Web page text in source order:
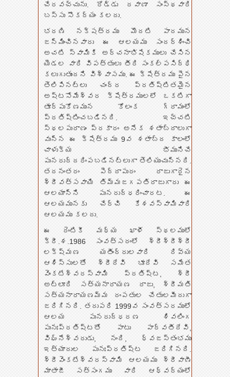
చేరవచ్చును. రోడ్డు రవాణా సంస్థవారి
బస్సు సౌకర్యం కలదు.
భరణి నక్షత్రము మొదటి పాదమున
జన్మించినవారు ఈ ఆలయము సందర్శించి
అచటి స్వామికి అర్చనాభిషేకములు చేసిన
యెడల వారి విపత్తులు తీరి సంకల్పసిద్ధి
కలుగుతుందని విశ్వాసము. ఈ క్షేత్రము పైన
తెలిపినట్లు చంద్ర ప్రతిష్టితమైన
అష్టసోమేశ్వర క్షేత్రములలో ఒకటిగా
తూర్పుకోణమున కోలంక గ్రామంలో
ప్రతిష్టించబడినది. ఇచ్చటి
స్థలపురాణం ప్రకారం అనేక శతాబ్దాలుగా
వున్న ఈ క్షేత్రము 9వ శతాబ్ద కాలంలో
చాళుక్య భీమునిచే
పునరుద్దరింపబడినట్లుగా తెలియుచున్నది.
తదనంతరం పెద్దాపురం రాజుగారైన
శ్రీవత్సవాయి తిమ్మజగపతిరాజుగారు ఈ
ఆలయాన్ని పునరుద్ధరించారట. ఈ
ఆలయమునకు చేర్చి కేశవస్వామివారి
ఆలయము కలదు.
ఈ రెంటికీ మధ్య ఖాళీ స్థలములో
క్రీ.శ.1986 సంవత్సరంలో శ్రీశ్రీశ్రీ
లక్ష్మణ యతీంద్రులవారి దివ్య
ఆశిస్సులతో శ్రీదేవి భూదేవి సమేత
వెంకటేశ్వరస్వామి ప్రతిష్ట, శ్రీ
అట్లూరి సత్యనారాయణ రాజు, శ్రీమతి
సత్యనారాయణమ్మ దంపతుల చేతులమీదుగా
జరిగినది. తదుపరి 1999వ సంవత్సరములో
ఆలయ పునరుద్ధరణ శివలింగ
పునఃప్రతిష్టతో పాటు పార్వతీదేవి,
విఘ్నేశ్వరుడు, నంది, ధ్వజస్తంభము
ఇత్యాదుల పునఃప్రతిష్ట జరిగినది.
శ్రీవెంకటేశ్వరస్వామి ఆలయము శ్రీవాణీ
మాతాజీ సత్సంగము వారి ఆధ్వర్యంలో